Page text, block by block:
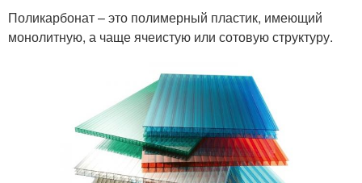
Поликарбонат – это полимерный пластик, имеющий
монолитную, а чаще ячеистую или сотовую структуру.